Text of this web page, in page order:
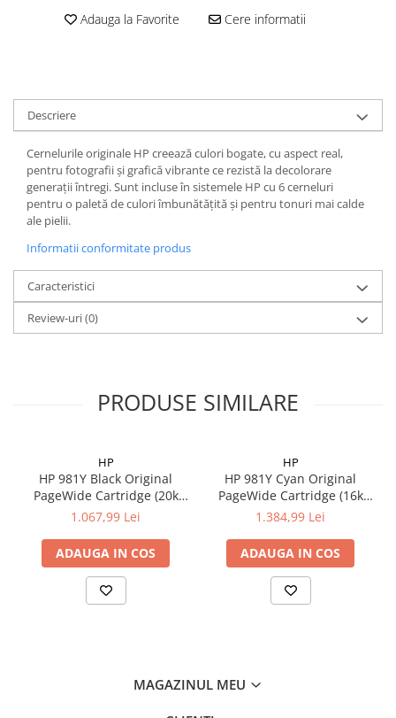
Adauga la Favorite Cere informatii
Descriere
Cernelurile originale HP creează culori bogate, cu aspect real,
pentru fotografii şi grafică vibrante ce rezistă la decolorare
generaţii întregi. Sunt incluse în sistemele HP cu 6 cerneluri
pentru o paletă de culori îmbunătăţită şi pentru tonuri mai calde
ale pielii.
Informatii conformitate produs
Caracteristici
Review-uri(0)
PRODUSE SIMILARE
HP
HP 981Y Black Original
PageWide Cartridge (20k
pag)
1.067,99 Lei
ADAUGA IN COS
HP
HP 981Y Cyan Original
PageWide Cartridge (16k
pag)
1.384,99 Lei
ADAUGA IN COS
MAGAZINUL MEU